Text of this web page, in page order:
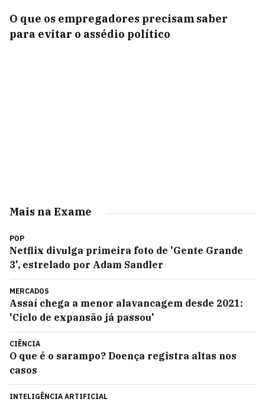
O que os empregadores precisam saber
para evitar o assédio político
Mais na Exame
POP
Netflix divulga primeira foto de 'Gente Grande
3', estrelado por Adam Sandler
MERCADOS
Assaí chega a menor alavancagem desde 2021:
'Ciclo de expansão já passou'
CIÊNCIA
O que é o sarampo? Doença registra altas nos
casos
INTELIGÊNCIA ARTIFICIAL